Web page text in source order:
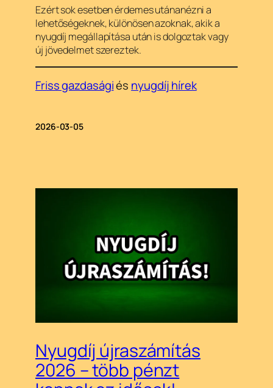
Ezért sok esetben érdemes utánanézni a
lehetőségeknek, különösen azoknak, akik a
nyugdíj megállapítása után is dolgoztak vagy
új jövedelmet szereztek.
Friss gazdaságiés nyugdíj hírek
2026-03-05
Nyugdíj újraszámítás
2026 – több pénzt